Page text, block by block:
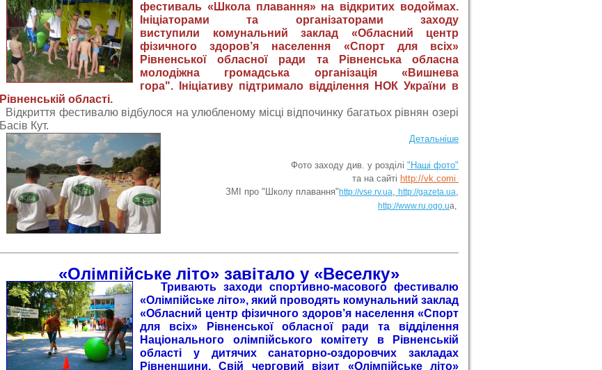
фестиваль «Школа плавання» на відкритих водоймах.
Ініціаторами та організаторами заходу
виступили комунальний заклад «Обласний центр
фізичного здоров’я населення «Спорт для всіх»
Рівненської обласної ради та Рівненська обласна
молодіжна громадська організація «Вишнева
гора". Ініціативу підтримало відділення НОК України в
Рівненській області.
Відкриття фестивалю відбулося на улюбленому місці відпочинку багатьох рівнян озері
Басів Кут.
Детальніше
Фото заходу див. у розділі "Наші фото"
та на сайті http://vk.comі
ЗМІ про "Школу плавання" http://vse.rv.ua, http://gazeta.ua,
http://www.ru.ogo.ua,
«Олімпійське літо» завітало у «Веселку»
Тривають заходи спортивно-масового фестивалю
«Олімпійське літо», який проводять комунальний заклад
«Обласний центр фізичного здоров’я населення «Спорт
для всіх» Рівненської обласної ради та відділення
Національного олімпійського комітету в Рівненській
області у дитячих санаторно-оздоровчих закладах
Рівненщини. Свій черговий візит «Олімпійське літо»